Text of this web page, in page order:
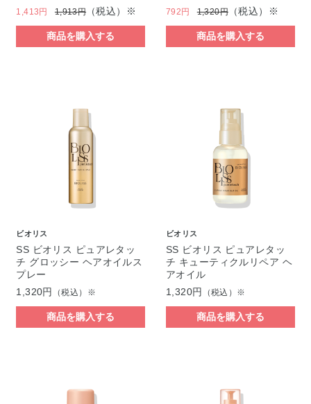
1,413円 1,913円 （税込）※
商品を購入する
792円 1,320円（税込）※
商品を購入する
ビオリス
SS ビオリス ピュアレタッ
チ グロッシー ヘアオイルス
プレー
1,320円
（税込）※
商品を購入する
ビオリス
SS ビオリス ピュアレタッ
チ キューティクルリペア ヘ
アオイル
1,320円
（税込）※
商品を購入する